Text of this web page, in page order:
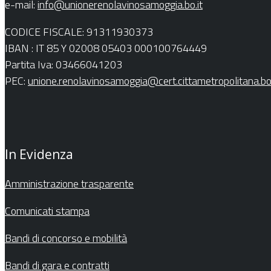
e-mail:info@unionerenolavinosamoggia.bo.it
CODICE FISCALE: 91311930373
IBAN : IT 85 Y 02008 05403 000100764449
Partita Iva: 03466041203
PEC:
In Evidenza
Amministrazione trasparente
Comunicati stampa
Bandi di concorso e mobilità
Bandi di gara e contratti